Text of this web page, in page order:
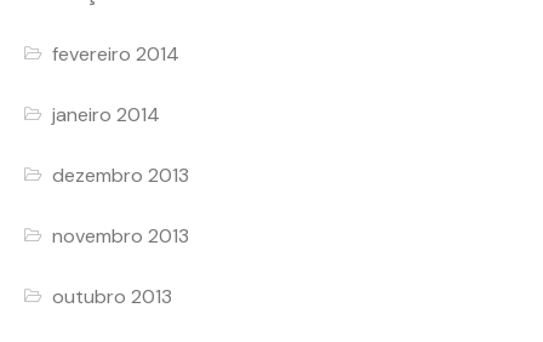
fevereiro 2014
janeiro 2014
dezembro 2013
novembro 2013
outubro 2013